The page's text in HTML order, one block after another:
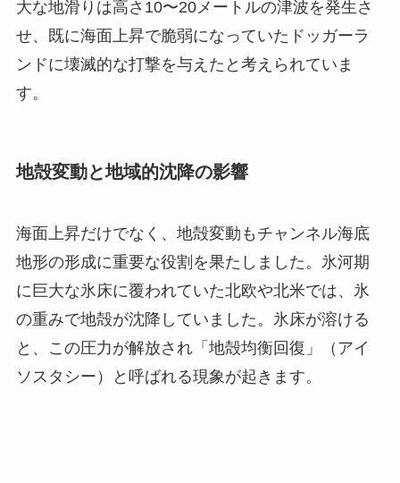
大な地滑りは高さ10〜20メートルの津波を発生さ
せ、既に海面上昇で脆弱になっていたドッガーラ
ンドに壊滅的な打撃を与えたと考えられていま
す。
地殻変動と地域的沈降の影響
海面上昇だけでなく、地殻変動もチャンネル海底
地形の形成に重要な役割を果たしました。氷河期
に巨大な氷床に覆われていた北欧や北米では、氷
の重みで地殻が沈降していました。氷床が溶ける
と、この圧力が解放され「地殻均衡回復」（アイ
ソスタシー）と呼ばれる現象が起きます。